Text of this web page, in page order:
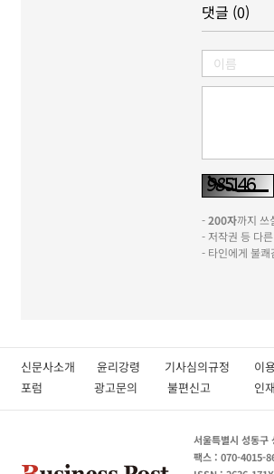
댓글 (0)
-200자까지
- 저작권 등 다
- 타인에게 불쾌
신문사소개 윤리강령 기사심의규정 이
포럼
광고문의 불편신고 인
서울특별시 성동
팩스 : 070-4015-